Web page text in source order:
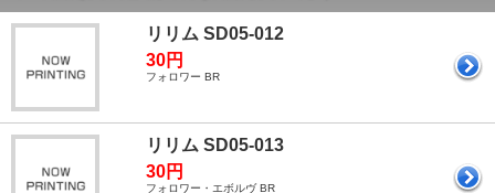
リリム SD05-012
30円
フォロワー BR
リリム SD05-013
30円
フォロワー・エボルヴ BR